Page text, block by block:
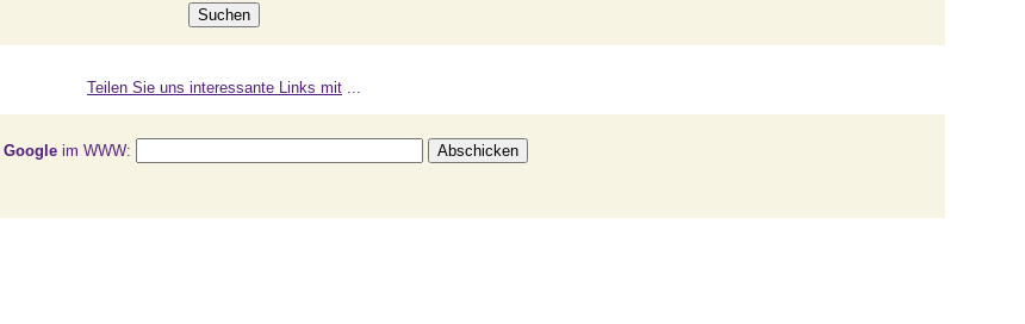
Teilen Sie uns interessante Links mit ...
Google im WWW: